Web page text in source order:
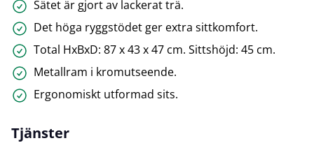
Sätet är gjort av lackerat trä.
Det höga ryggstödet ger extra sittkomfort.
Total HxBxD: 87 x 43 x 47 cm. Sittshöjd: 45 cm.
Metallram i kromutseende.
Ergonomiskt utformad sits.
Tjänster